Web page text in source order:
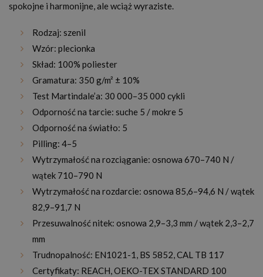
spokojne i harmonijne, ale wciąż wyraziste.
Rodzaj: szenil
Wzór: plecionka
Skład: 100% poliester
Gramatura: 350 g/m² ± 10%
Test Martindale’a: 30 000–35 000 cykli
Odporność na tarcie: suche 5 / mokre 5
Odporność na światło: 5
Pilling: 4–5
Wytrzymałość na rozciąganie: osnowa 670–740 N /
wątek 710–790 N
Wytrzymałość na rozdarcie: osnowa 85,6–94,6 N / wątek
82,9–91,7 N
Przesuwalność nitek: osnowa 2,9–3,3 mm / wątek 2,3–2,7
mm
Trudnopalność: EN1021-1, BS 5852, CAL TB 117
Certyfikaty: REACH, OEKO-TEX STANDARD 100